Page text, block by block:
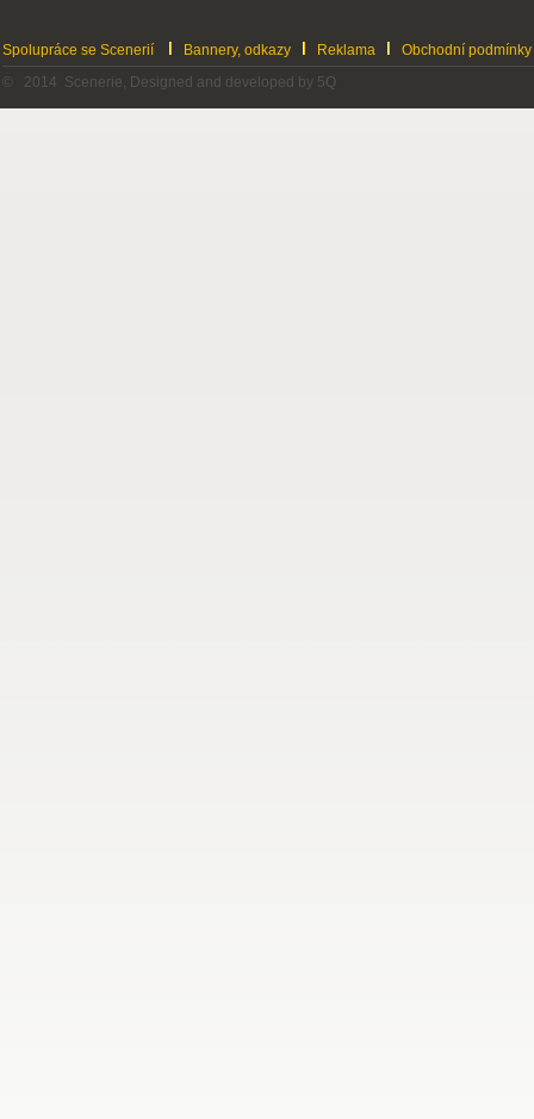
Spolupráce se Scenerií Bannery, odkazy Reklama
Obchodní podmínky
© 2014 Scenerie, Designed and developed by 5Q